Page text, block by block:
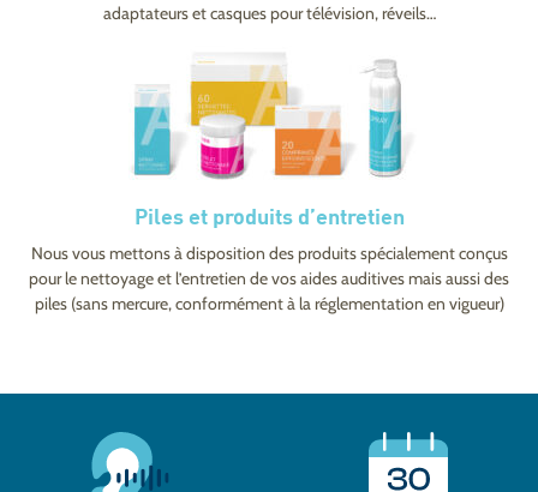
adaptateurs et casques pour télévision, réveils…
Piles et produits d’entretien
Nous vous mettons à disposition des produits spécialement conçus
pour le nettoyage et l’entretien de vos aides auditives mais aussi des
piles (sans mercure, conformément à la réglementation en vigueur)